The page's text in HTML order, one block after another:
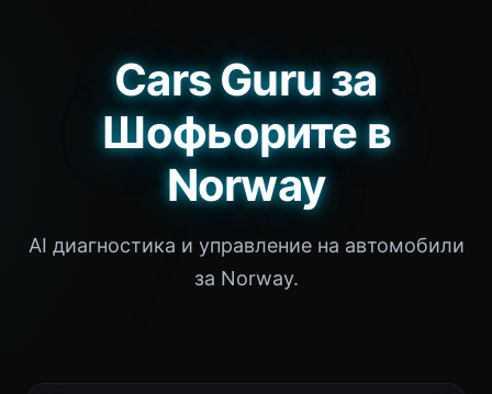
Cars Guru за
Шофьорите в
Norway
AI диагностика и управление на автомобили
за Norway.